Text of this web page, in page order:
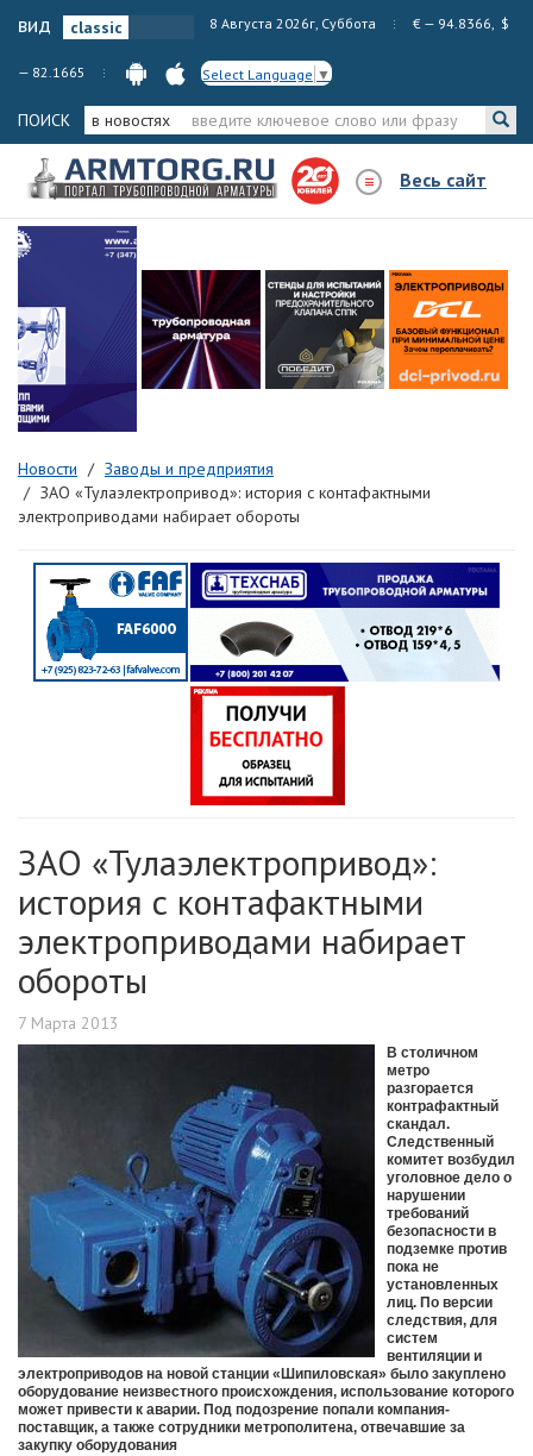
вид 8 Августа 2026г, Суббота € — 94.8366, $
— 82.1665 Select Language ▼
ПОИСК в новостях
Весь сайт
Новости
Заводы и предприятия
ЗАО «Тулаэлектропривод»: история с контафактными
электроприводами набирает обороты
ЗАО «Тулаэлектропривод»:
история с контафактными
электроприводами набирает
обороты
7 Марта 2013
В столичном
метро
разгорается
контрафактный
скандал.
Следственный
комитет возбудил
уголовное дело о
нарушении
требований
безопасности в
подземке против
пока не
установленных
лиц. По версии
следствия, для
систем
вентиляции и
электроприводов на новой станции «Шипиловская» было закуплено
оборудование неизвестного происхождения, использование которого
может привести к аварии. Под подозрение попали компания-
поставщик, а также сотрудники метрополитена, отвечавшие за
закупку оборудования